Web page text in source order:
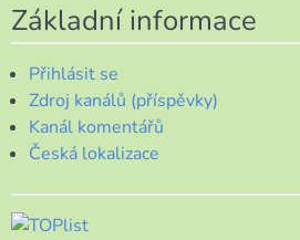
Základní informace
Přihlásit se
Zdroj kanálů (příspěvky)
Kanál komentářů
Česká lokalizace